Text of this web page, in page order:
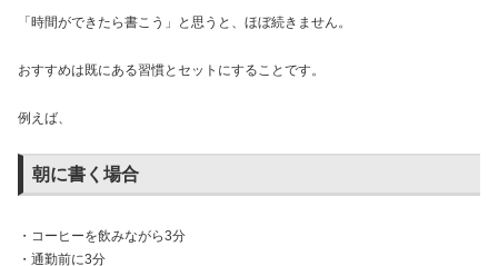
「時間ができたら書こう」と思うと、ほぼ続きません。
おすすめは既にある習慣とセットにすることです。
例えば、
朝に書く場合
・コーヒーを飲みながら3分
・通勤前に3分